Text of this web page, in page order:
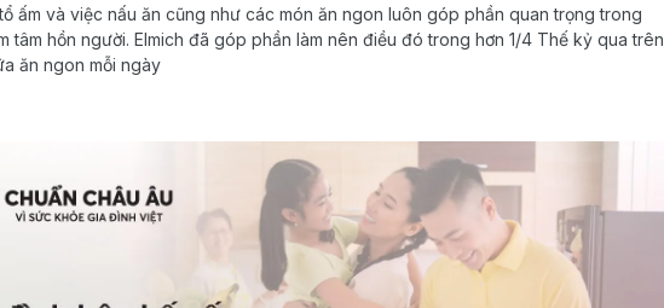
ấm và việc nấu ăn cũng như các món ăn ngon luôn góp phần quan trọng trong
tâm hồn người. Elmich đã góp phần làm nên điều đó trong hơn 1/4 Thế kỷ qua trên
ăn ngon mỗi ngày